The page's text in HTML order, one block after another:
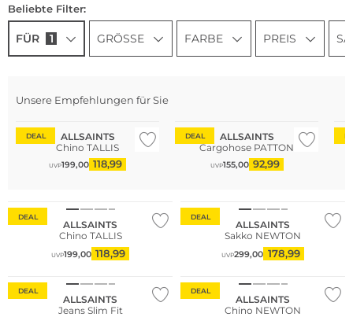
Beliebte Filter:
FÜR 1 GRÖSSE FARBE PREIS
Unsere Empfehlungen für Sie
DEAL
ALLSAINTS
Chino TALLIS
UVP199,00 118,99
DEAL
ALLSAINTS
Cargohose PATTON
UVP155,00 92,99
DEAL
ALLSAINTS
Chino TALLIS
UVP199,00 118,99
DEAL
ALLSAINTS
Sakko NEWTON
UVP299,00 178,99
DEAL
ALLSAINTS
Jeans Slim Fit
DEAL
ALLSAINTS
Chino NEWTON